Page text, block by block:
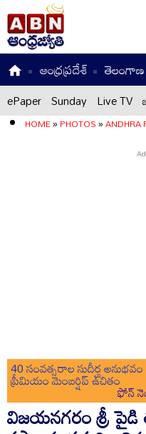
ఆంధ్రప్రదేశ్ తెలంగాణ
ePaper Sunday Live TV
HOME»PHOTOS»ANDHRA
40 సంవత్సరాల సుదీర్ఘ
ప్రీమియం మెంబర్షిప్ ఉచితం
ఫోన్
విజయనగరం శ్రీ పైడి